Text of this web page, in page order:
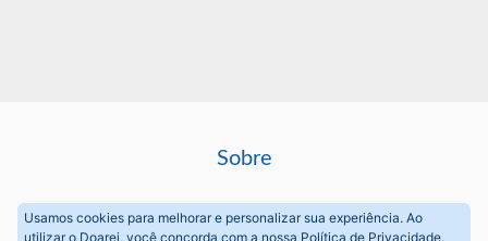
Sobre
Perguntas frequentes
Usamos cookies para melhorar e personalizar sua experiência. Ao
utilizar o Doarei, você concorda com a nossa Política de Privacidade.